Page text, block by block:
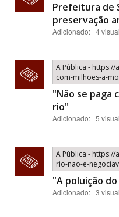
Prefeitura de
preservação
Adicionado: | 4
A Pública -
com-milhoes-a-
"Não se paga
rio"
Adicionado: | 5
A Pública -
rio-nao-e-
"A poluição
Adicionado: | 3